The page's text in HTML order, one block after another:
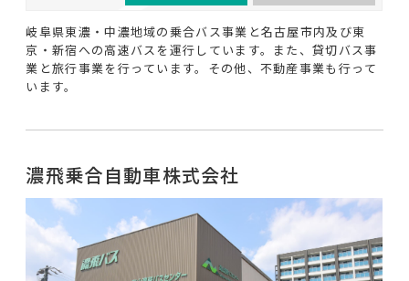
岐阜県東濃・中濃地域の乗合バス事業と名古屋市内及び東
京・新宿への高速バスを運行しています。また、貸切バス事
業と旅行事業を行っています。その他、不動産事業も行って
います。
濃飛乗合自動車株式会社